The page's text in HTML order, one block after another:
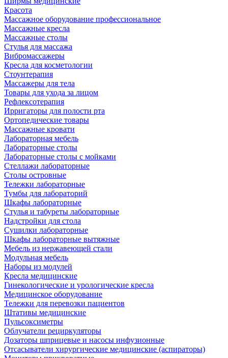
Красота
Массажное оборудование профессиональное
Массажные кресла
Массажные столы
Стулья для массажа
Вибромассажеры
Кресла для косметологии
Стоунтерапия
Массажеры для тела
Товары для ухода за лицом
Рефлексотерапия
Ирригаторы для полости рта
Ортопедические товары
Массажные кровати
Лабораторная мебель
Лабораторные столы
Лабораторные столы с мойками
Стеллажи лабораторные
Столы островные
Тележки лабораторные
Тумбы для лабораторий
Шкафы лабораторные
Стулья и табуреты лабораторные
Надстройки для стола
Сушилки лабораторные
Шкафы лабораторные вытяжные
Мебель из нержавеющей стали
Модульная мебель
Наборы из модулей
Кресла медицинские
Гинекологические и урологические кресла
Медицинское оборудование
Тележки для перевозки пациентов
Штативы медицинские
Пульсоксиметры
Облучатели рециркуляторы
Дозаторы шприцевые и насосы инфузионные
Отсасыватели хирургические медицинские (аспираторы)